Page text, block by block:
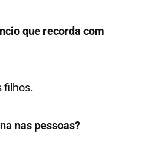
que recorda com
filhos.
nas pessoas?